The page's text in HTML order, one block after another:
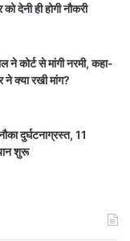
देनी ही होगी नौकरी
कोर्ट से मांगी नरमी, कहा-
ने क्या रखी मांग?
दुर्घटनाग्रस्त, 11
शुरू